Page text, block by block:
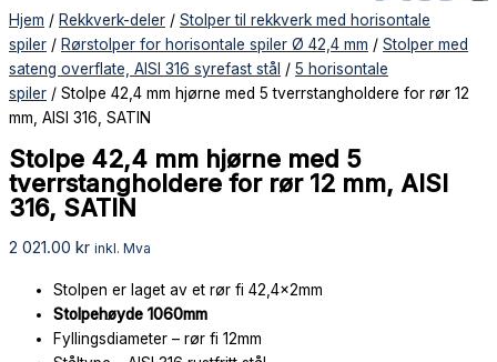
Hjem / Rekkverk-deler / Stolper til rekkverk med horisontale
spiler / Rørstolper for horisontale spiler Ø 42,4 mm / Stolper med
sateng overflate, AISI 316 syrefast stål / 5 horisontale
spiler / Stolpe 42,4 mm hjørne med 5 tverrstangholdere for rør 12
mm, AISI 316, SATIN
Stolpe 42,4 mm hjørne med 5
tverrstangholdere for rør 12 mm, AISI
316, SATIN
2 021.00 kr inkl. Mva
Stolpen er laget av et rør fi 42,4x2mm
Stolpehøyde 1060mm
Fyllingsdiameter – rør fi 12mm